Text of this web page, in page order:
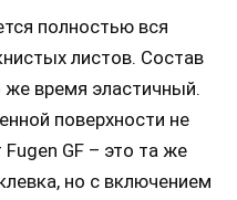
полностью вся
листов. Состав
время эластичный.
поверхности не
GF – это та же
но с включением